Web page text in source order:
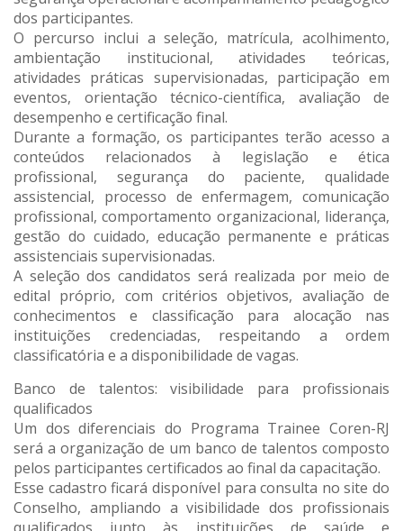
dos participantes.
O percurso inclui a seleção, matrícula, acolhimento,
ambientação institucional, atividades teóricas,
atividades práticas supervisionadas, participação em
eventos, orientação técnico-científica, avaliação de
desempenho e certificação final.
Durante a formação, os participantes terão acesso a
conteúdos relacionados à legislação e ética
profissional, segurança do paciente, qualidade
assistencial, processo de enfermagem, comunicação
profissional, comportamento organizacional, liderança,
gestão do cuidado, educação permanente e práticas
assistenciais supervisionadas.
A seleção dos candidatos será realizada por meio de
edital próprio, com critérios objetivos, avaliação de
conhecimentos e classificação para alocação nas
instituições credenciadas, respeitando a ordem
classificatória e a disponibilidade de vagas.
Banco de talentos: visibilidade para profissionais
qualificados
Um dos diferenciais do Programa Trainee Coren-RJ
será a organização de um banco de talentos composto
pelos participantes certificados ao final da capacitação.
Esse cadastro ficará disponível para consulta no site do
Conselho, ampliando a visibilidade dos profissionais